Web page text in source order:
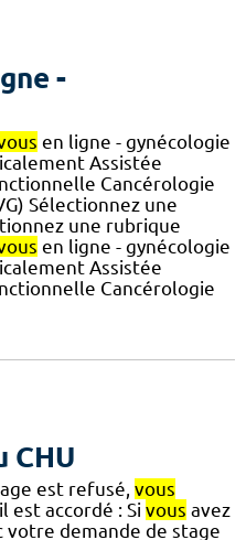
-
en ligne - gynécologie
Assistée
Cancérologie
Sélectionnez une
une rubrique
en ligne - gynécologie
Assistée
Cancérologie
CHU
est refusé, vous
est accordé : Si vous avez
votre demande de stage